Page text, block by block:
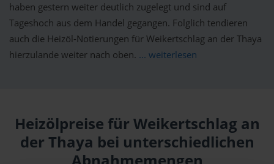
haben gestern weiter deutlich zugelegt und sind auf
Tageshoch aus dem Handel gegangen. Folglich tendieren
auch die Heizöl-Notierungen für Weikertschlag an der Thaya
hierzulande weiter nach oben. ... weiterlesen
Heizölpreise für Weikertschlag an
der Thaya bei unterschiedlichen